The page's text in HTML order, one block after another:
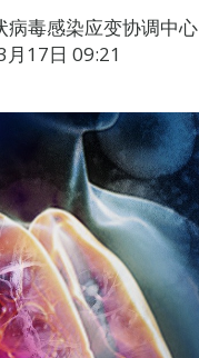
病毒感染应变协调中心
月17日 09:21